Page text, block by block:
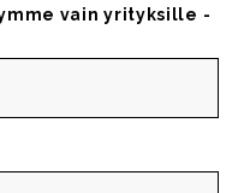
vain yrityksille -